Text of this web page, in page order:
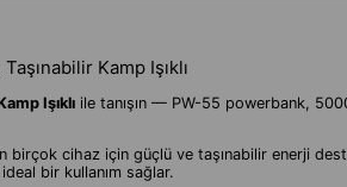
Kamp Işıklı
Işıklıile tanışın — PW-55 powerbank,
birçok cihaz için güçlü ve taşınabilir enerji
bir kullanım sağlar.